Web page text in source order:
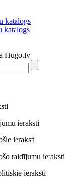
katalogs
katalogs
Hugo.lv
ieraksti
ieraksti
raidījumu ieraksti
ieraksti